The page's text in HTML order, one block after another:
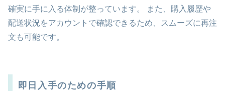
確実に手に入る体制が整っています。 また、購入履歴や
配送状況をアカウントで確認できるため、スムーズに再注
文も可能です。
即日入手のための手順